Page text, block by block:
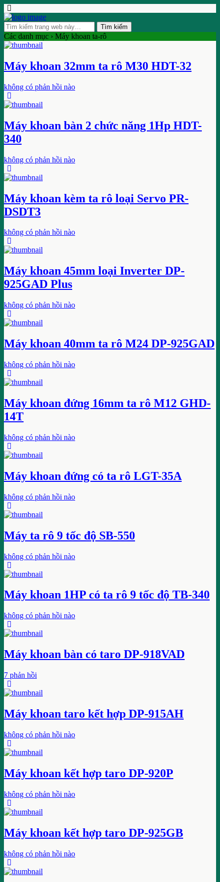
Các danh mục › Máy khoan ta-rô
Máy khoan 32mm ta rô M30 HDT-32
không có phản hồi nào
Máy khoan bàn 2 chức năng 1Hp HDT-
340
không có phản hồi nào
Máy khoan kèm ta rô loại Servo PR-
DSDT3
không có phản hồi nào
Máy khoan 45mm loại Inverter DP-
925GAD Plus
không có phản hồi nào
Máy khoan 40mm ta rô M24 DP-925GAD
không có phản hồi nào
Máy khoan đứng 16mm ta rô M12 GHD-
14T
không có phản hồi nào
Máy khoan đứng có ta rô LGT-35A
không có phản hồi nào
Máy ta rô 9 tốc độ SB-550
không có phản hồi nào
Máy khoan 1HP có ta rô 9 tốc độ TB-340
không có phản hồi nào
Máy khoan bàn có taro DP-918VAD
7 phản hồi
Máy khoan taro kết hợp DP-915AH
không có phản hồi nào
Máy khoan kết hợp taro DP-920P
không có phản hồi nào
Máy khoan kết hợp taro DP-925GB
không có phản hồi nào